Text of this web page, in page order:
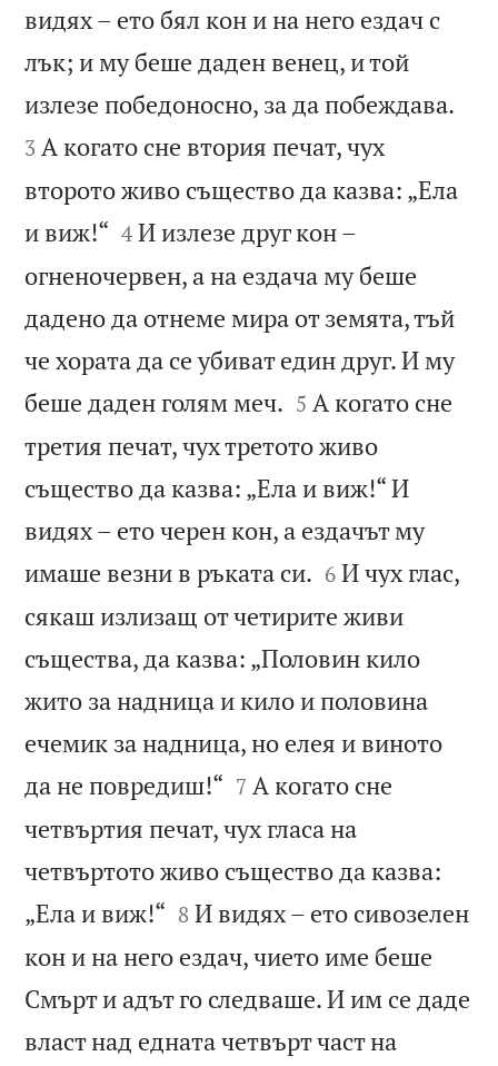
видях – ето бял кон и на него ездач с
лък; и му беше даден венец, и той
излезе победоносно, за да побеждава.
3 А когато сне втория печат, чух
второто живо същество да казва: „Ела
и виж!“ 

4 И излезе друг кон –
огненочервен, а на ездача му беше
дадено да отнеме мира от земята, тъй
че хората да се убиват един друг. И му
беше даден голям меч. 

5 А когато сне
третия печат, чух третото живо
същество да казва: „Ела и виж!“ И
видях – ето черен кон, а ездачът му
имаше везни в ръката си. 

6 И чух глас,
сякаш излизащ от четирите живи
същества, да казва: „Половин кило
жито за надница и кило и половина
ечемик за надница, но елея и виното
да не повредиш!“ 

7 А когато сне
четвъртия печат, чух гласа на
четвъртото живо същество да казва:
„Ела и виж!“ 

8 И видях – ето сивозелен
кон и на него ездач, чието име беше
Смърт и адът го следваше. И им се даде
власт над едната четвърт част на